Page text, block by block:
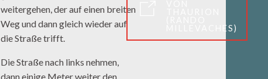
weitergehen, der auf einen breiten
Weg und dann gleich wieder auf
die Straße trifft.
Die Straße nach links nehmen,
dann einige Meter weiter den
MILLEVACHES)